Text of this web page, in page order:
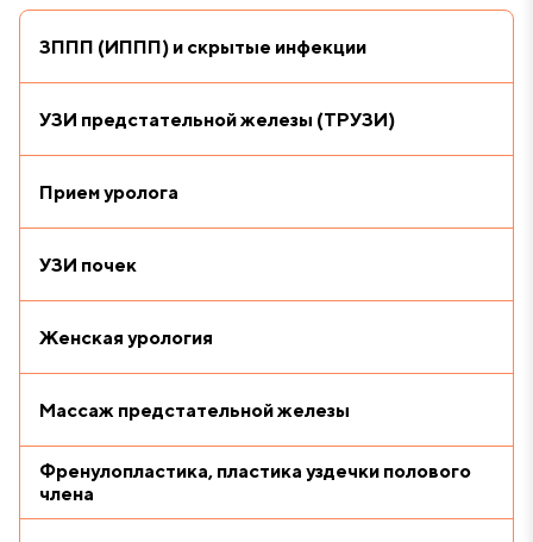
ЗППП (ИППП) и скрытые инфекции
УЗИ предстательной железы (ТРУЗИ)
Прием уролога
УЗИ почек
Женская урология
Массаж предстательной железы
Френулопластика, пластика уздечки полового
члена